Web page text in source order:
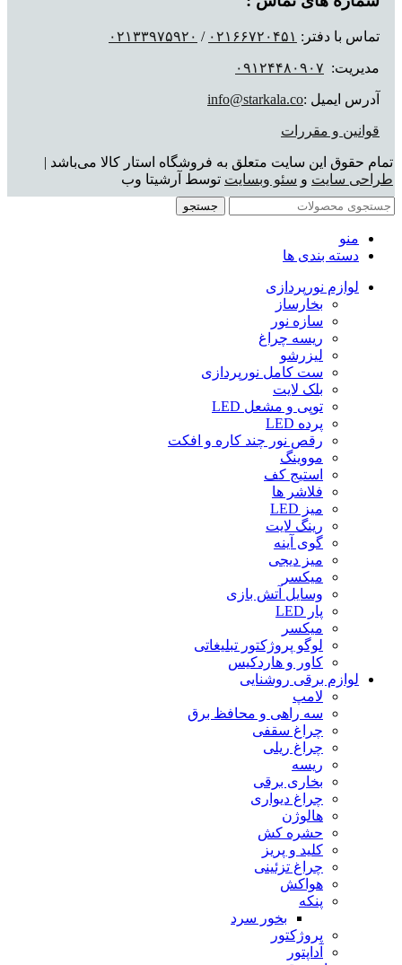
تماس با دفتر: ٠٢١۶۶٧٢٠۴۵١ / ٠٢١٣٣٩٧۵٩٢٠
مدیریت: ٠٩١٢۴۴٨٠٩٠٧
آدرس ایمیل :info@starkala.co
قوانین و مقررات
تمام حقوق این سایت متعلق به فروشگاه استار کالا می‌باشد |
طراحی سایت و سئو وبسایت توسط آرشیتا وب
جستجو
منو
دسته بندی ها
لوازم نورپردازی
بخارساز
سازه نور
ریسه چراغ
لیزرشو
ست کامل نورپردازی
بلک لایت
توپی و مشعل LED
پرده LED
رقص نور چند کاره و افکت
مووینگ
استیج کف
فلاشر ها
میز LED
رینگ لایت
گوی آینه
میز دیجی
میکسر
وسایل آتش بازی
پار LED
میکسر
لوگو پروژکتور تبلیغاتی
کاور و هاردکیس
لوازم برقی روشنایی
لامپ
سه راهى و محافظ برق
چراغ سقفى
چراغ ریلى
ریسه
بخارى برقى
چراغ دیوارى
هالوژن
حشره کش
کلید و پریز
چراغ تزئینى
هواکش
پنکه
بخور سرد
پروژکتور
آداپتور